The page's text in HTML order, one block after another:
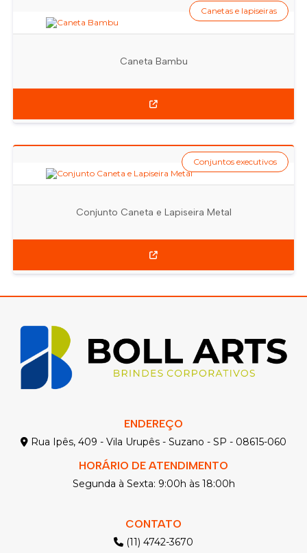
Caneta Bambu
Canetas e lapiseiras
Conjunto Caneta e Lapiseira Metal
Conjuntos executivos
ENDEREÇO
Rua Ipês, 409 - Vila Urupês - Suzano - SP - 08615-060
HORÁRIO DE ATENDIMENTO
Segunda à Sexta: 9:00h às 18:00h
CONTATO
(11) 4742-3670